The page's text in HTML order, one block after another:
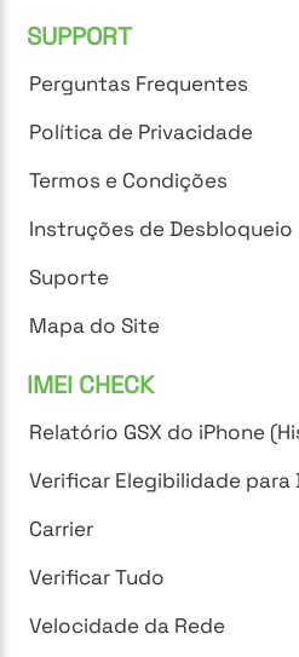
SUPPORT
Perguntas Frequentes
Política de Privacidade
Termos e Condições
Instruções de Desbloqueio
Suporte
Mapa do Site
IMEI CHECK
Relatório GSX do iPhone
Verificar Elegibilidade para
Carrier
Verificar Tudo
Velocidade da Rede